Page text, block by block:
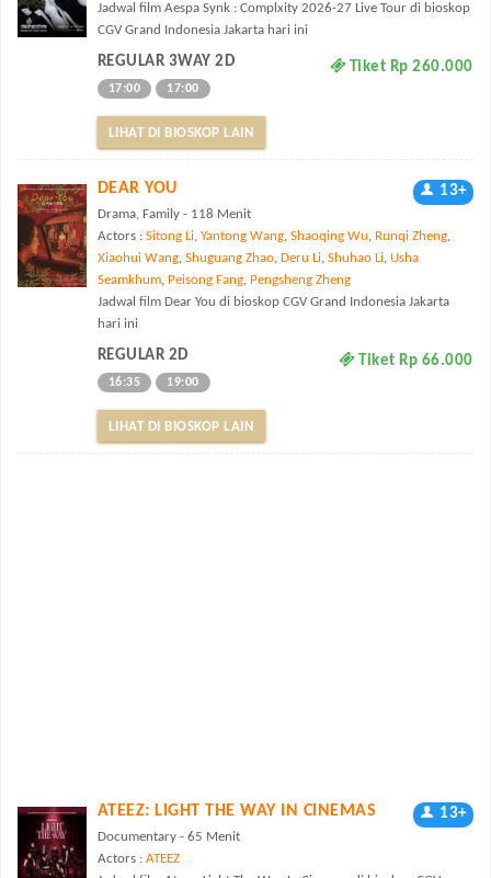
Jadwal film Aespa Synk : Complxity 2026-27 Live Tour di bioskop
CGV Grand Indonesia Jakarta hari ini
REGULAR 3WAY 2D Tiket Rp 260.000
17:00 17:00
LIHAT DI BIOSKOP LAIN
DEAR YOU 13+
Drama, Family - 118 Menit
Actors : Sitong Li, Yantong Wang, Shaoqing Wu, Runqi Zheng,
Xiaohui Wang, Shuguang Zhao, Deru Li, Shuhao Li, Usha
Seamkhum, Peisong Fang, Pengsheng Zheng
Jadwal film Dear You di bioskop CGV Grand Indonesia Jakarta
hari ini
REGULAR 2D Tiket Rp 66.000
16:35 19:00
LIHAT DI BIOSKOP LAIN
ATEEZ: LIGHT THE WAY IN CINEMAS 13+
Documentary - 65 Menit
Actors : ATEEZ